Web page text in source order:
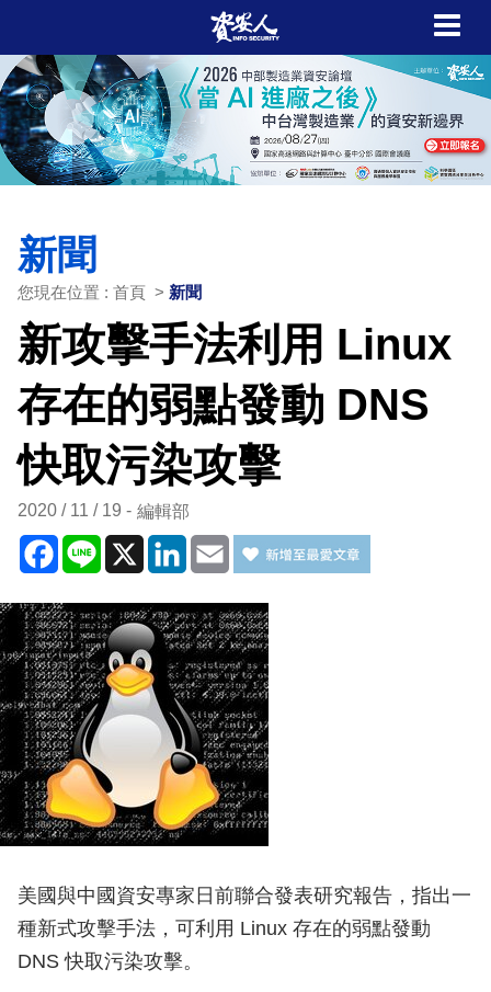
新聞
您現在位置 : 首頁 > 新聞
新攻擊手法利用 Linux
存在的弱點發動 DNS
快取污染攻擊
2020 / 11 / 19 編輯部
Facebook
Line X LinkedIn
Email
美國與中國資安專家日前聯合發表研究報告，指出一
種新式攻擊手法，可利用 Linux 存在的弱點發動
DNS 快取污染攻擊。